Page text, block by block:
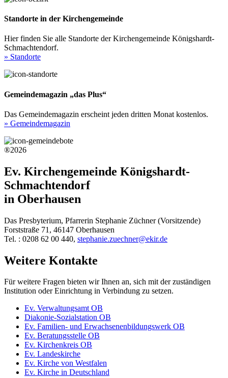
Standorte in der Kirchengemeinde
Hier finden Sie alle Standorte der Kirchengemeinde Königshardt-
Schmachtendorf.
» Standorte
Gemeindemagazin „das Plus“
Das Gemeindemagazin erscheint jeden dritten Monat kostenlos.
» Gemeindemagazin
®2026
Ev. Kirchengemeinde Königshardt-
Schmachtendorf
in Oberhausen
Das Presbyterium, Pfarrerin Stephanie Züchner (Vorsitzende)
Forststraße 71, 46147 Oberhausen
Tel. : 0208 62 00 440, stephanie.zuechner@ekir.de
Weitere Kontakte
Für weitere Fragen bieten wir Ihnen an, sich mit der zuständigen
Institution oder Einrichtung in Verbindung zu setzen.
Ev. Verwaltungsamt OB
Diakonie-Sozialstation OB
Ev. Familien- und Erwachsenenbildungswerk OB
Ev. Beratungsstelle OB
Ev. Kirchenkreis OB
Ev. Landeskirche
Ev. Kirche von Westfalen
Ev. Kirche in Deutschland